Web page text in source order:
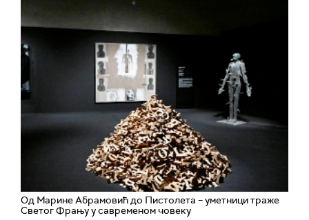
Од Марине Абрамовић до Пистолета – уметници траже
Светог Фрању у савременом човеку